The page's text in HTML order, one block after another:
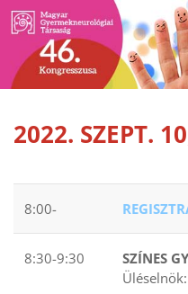
2022. SZEPT.
8:00-
8:30-9:30
SZÍNES